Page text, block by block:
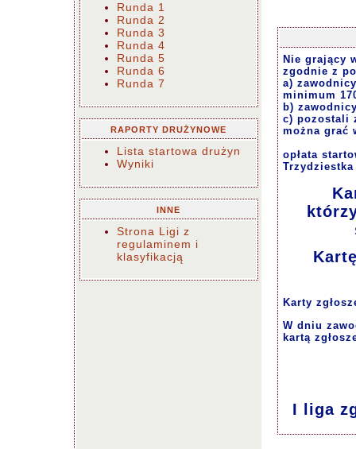
Runda 1
Runda 2
Runda 3
Runda 4
Runda 5
Runda 6
Runda 7
RAPORTY DRUŻYNOWE
Lista startowa drużyn
Wyniki
INNE
Strona Ligi z
regulaminem i
klasyfikacją
Nie grający
zgodnie z
a)
minimum
b)
c) pozostali
można grać
opłata
Karty
W dniu
kartą
I liga